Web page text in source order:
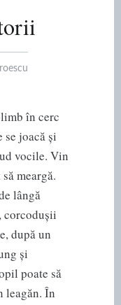
în cerc
joacă și
vocile. Vin
meargă.
lângă
corcodușii
după un
și
poate să
leagăn. În